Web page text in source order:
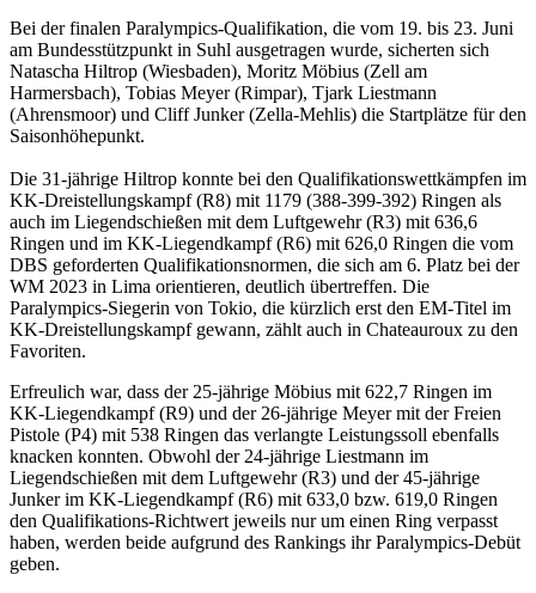
Bei der finalen Paralympics-Qualifikation, die vom 19. bis 23. Juni
am Bundesstützpunkt in Suhl ausgetragen wurde, sicherten sich
Natascha Hiltrop (Wiesbaden), Moritz Möbius (Zell am
Harmersbach), Tobias Meyer (Rimpar), Tjark Liestmann
(Ahrensmoor) und Cliff Junker (Zella-Mehlis) die Startplätze für den
Saisonhöhepunkt.
Die 31-jährige Hiltrop konnte bei den Qualifikationswettkämpfen im
KK-Dreistellungskampf (R8) mit 1179 (388-399-392) Ringen als
auch im Liegendschießen mit dem Luftgewehr (R3) mit 636,6
Ringen und im KK-Liegendkampf (R6) mit 626,0 Ringen die vom
DBS geforderten Qualifikationsnormen, die sich am 6. Platz bei der
WM 2023 in Lima orientieren, deutlich übertreffen. Die
Paralympics-Siegerin von Tokio, die kürzlich erst den EM-Titel im
KK-Dreistellungskampf gewann, zählt auch in Chateauroux zu den
Favoriten.
Erfreulich war, dass der 25-jährige Möbius mit 622,7 Ringen im
KK-Liegendkampf (R9) und der 26-jährige Meyer mit der Freien
Pistole (P4) mit 538 Ringen das verlangte Leistungssoll ebenfalls
knacken konnten. Obwohl der 24-jährige Liestmann im
Liegendschießen mit dem Luftgewehr (R3) und der 45-jährige
Junker im KK-Liegendkampf (R6) mit 633,0 bzw. 619,0 Ringen
den Qualifikations-Richtwert jeweils nur um einen Ring verpasst
haben, werden beide aufgrund des Rankings ihr Paralympics-Debüt
geben.